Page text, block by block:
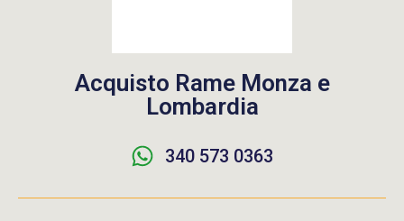
Acquisto Rame Monza e
Lombardia
340 573 0363